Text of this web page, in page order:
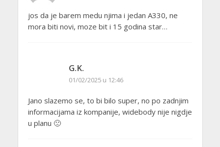
jos da je barem medu njima i jedan A330, ne
mora biti novi, moze bit i 15 godina star…
G.K.
01/02/2025 u 12:46
Jano slazemo se, to bi bilo super, no po zadnjim
informacijama iz kompanije, widebody nije nigdje
u planu 🙁